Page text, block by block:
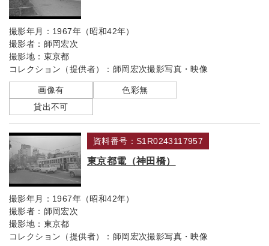
撮影年月： 1967年（昭和42年）
撮影者： 師岡宏次
撮影地： 東京都
コレクション（提供者）： 師岡宏次撮影写真・映像
画像有
色彩無
貸出不可
資料番号：S1R0243117957
東京都電（神田橋）
撮影年月： 1967年（昭和42年）
撮影者： 師岡宏次
撮影地： 東京都
コレクション（提供者）： 師岡宏次撮影写真・映像